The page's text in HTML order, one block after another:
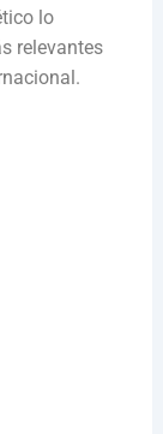
lo
relevantes